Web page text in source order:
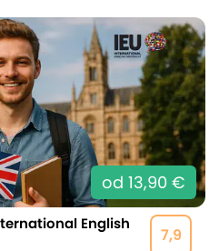
od 13,90 €
7,9
English